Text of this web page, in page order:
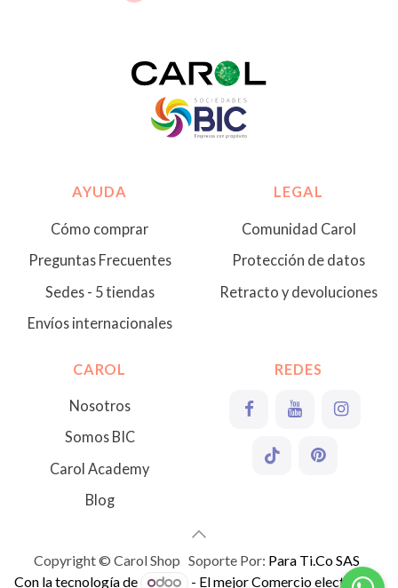
AYUDA
Cómo comprar
Preguntas Frecuentes
Sedes - 5 tiendas
Envíos internacionales
LEGAL
Comunidad Carol
Protección de datos
Retracto y devoluciones
CAROL
Nosotros
Somos BIC
Carol Academy
Blog
REDES
Copyright © Carol Shop Soporte Por: Para Ti.Co SAS
Con la tecnología de
- El mejorComercio electrónico